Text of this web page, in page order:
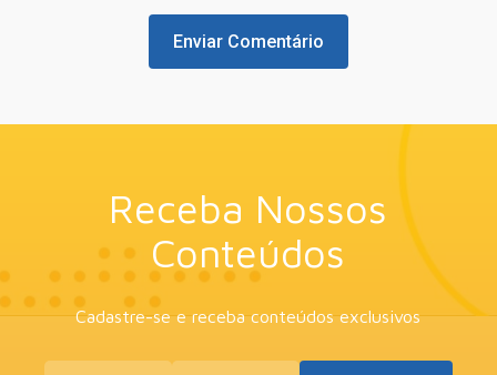
Receba Nossos
Conteúdos
Cadastre-se e receba conteúdos exclusivos